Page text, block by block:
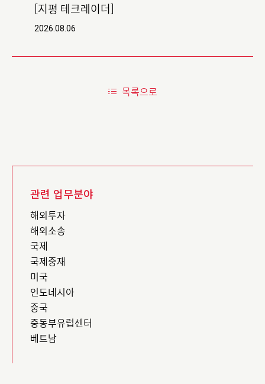
[지평 테크레이더]
2026.08.06
목록으로
관련 업무분야
해외투자
해외소송
국제
국제중재
미국
인도네시아
중국
중동부유럽센터
베트남